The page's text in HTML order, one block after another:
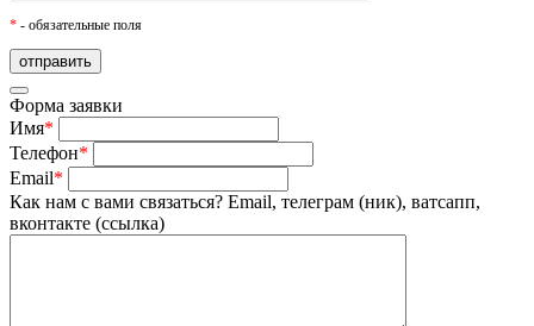
* - обязательные поля
Форма заявки
Имя*
Телефон*
Email*
Как нам с вами связаться? Email, телеграм (ник), ватсапп,
вконтакте (ссылка)